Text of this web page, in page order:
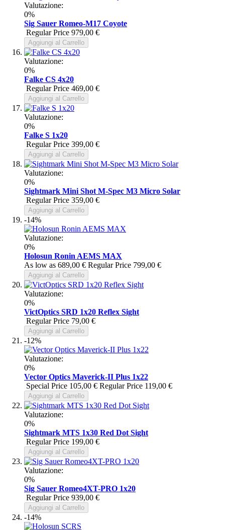
Valutazione:
0%
Sig Sauer Romeo-M17 Coyote
Regular Price 979,00 €
Aggiungi al Carrello
Valutazione:
0%
Falke CS 4x20
Regular Price 469,00 €
Aggiungi al Carrello
Valutazione:
0%
Falke S 1x20
Regular Price 399,00 €
Aggiungi al Carrello
Valutazione:
0%
Sightmark Mini Shot M-Spec M3 Micro Solar
Regular Price 359,00 €
Aggiungi al Carrello
-14%
Valutazione:
0%
Holosun Ronin AEMS MAX
As low as 689,00 € Regular Price 799,00 €
Aggiungi al Carrello
Valutazione:
0%
VictOptics SRD 1x20 Reflex Sight
Regular Price 79,00 €
Aggiungi al Carrello
-12%
Valutazione:
0%
Vector Optics Maverick-II Plus 1x22
Special Price 105,00 € Regular Price 119,00 €
Aggiungi al Carrello
Valutazione:
0%
Sightmark MTS 1x30 Red Dot Sight
Regular Price 199,00 €
Aggiungi al Carrello
Valutazione:
0%
Sig Sauer Romeo4XT-PRO 1x20
Regular Price 939,00 €
Aggiungi al Carrello
-14%